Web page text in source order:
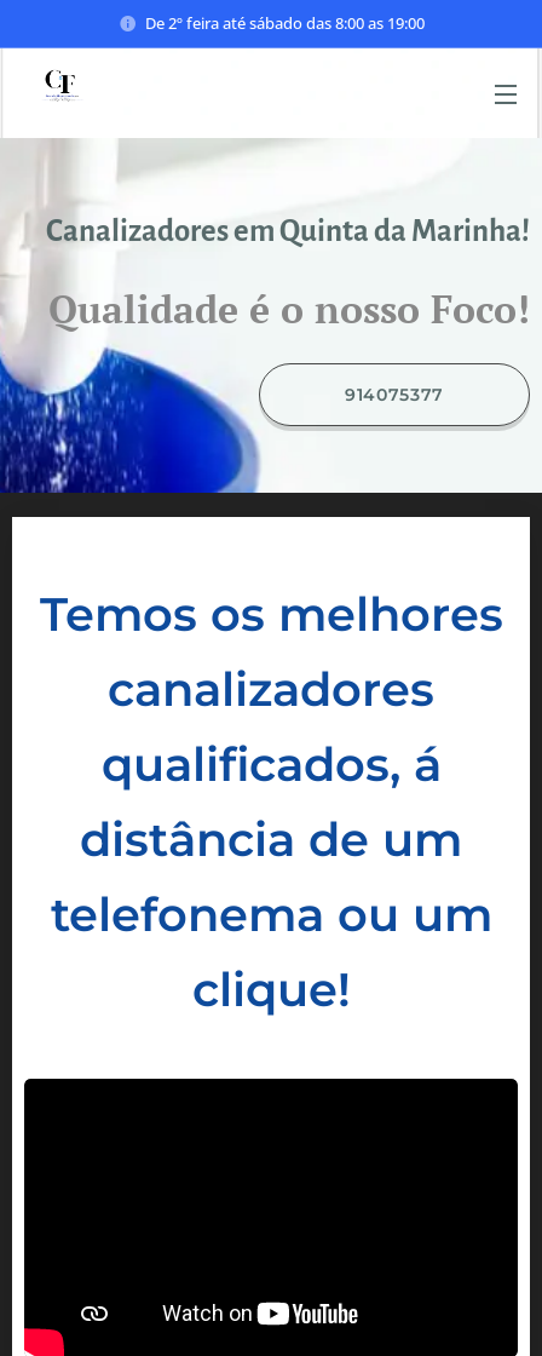
De 2º feira até sábado das 8:00 as 19:00
Canalizadores em Quinta da Marinha!
Qualidade é o nosso Foco!
914075377
Temos os melhores
canalizadores
qualificados, á
distância de um
telefonema ou um
clique!